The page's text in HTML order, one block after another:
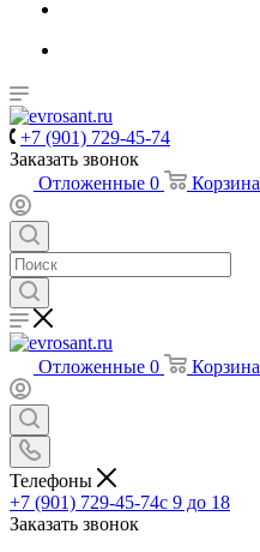
+7 (901) 729-45-74
Заказать звонок
Отложенные 0 Корзина
Отложенные 0 Корзина
Телефоны
+7 (901) 729-45-74c 9 до 18
Заказать звонок